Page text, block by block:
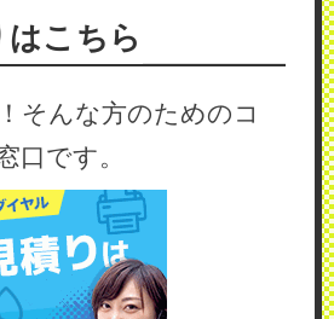
こちら
そんな方のためのコ
口です。